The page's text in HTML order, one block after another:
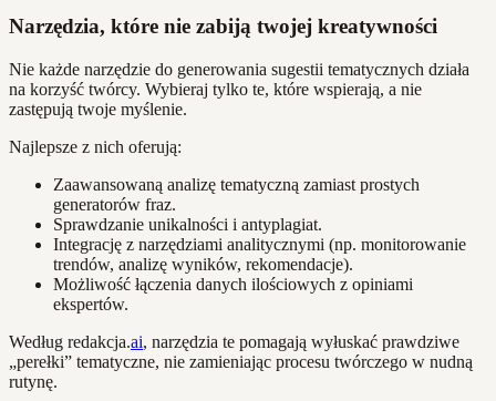
Narzędzia, które nie zabiją twojej kreatywności
Nie każde narzędzie do generowania sugestii tematycznych działa
na korzyść twórcy. Wybieraj tylko te, które wspierają, a nie
zastępują twoje myślenie.
Najlepsze z nich oferują:
Zaawansowaną analizę tematyczną zamiast prostych
generatorów fraz.
Sprawdzanie unikalności i antyplagiat.
Integrację z narzędziami analitycznymi (np. monitorowanie
trendów, analizę wyników, rekomendacje).
Możliwość łączenia danych ilościowych z opiniami
ekspertów.
Według redakcja.ai, narzędzia te pomagają wyłuskać prawdziwe
„perełki” tematyczne, nie zamieniając procesu twórczego w nudną
rutynę.